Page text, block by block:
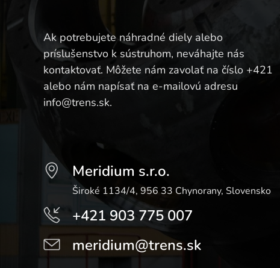
Ak potrebujete náhradné diely alebo
príslušenstvo k sústruhom, neváhajte nás
kontaktovať. Môžete nám zavolať na číslo +421
alebo nám napísať na e-mailovú adresu
info@trens.sk.
Meridium s.r.o.
Široké 1134/4, 956 33 Chynorany, Slovensko
+421 903 775 007
meridium@trens.sk